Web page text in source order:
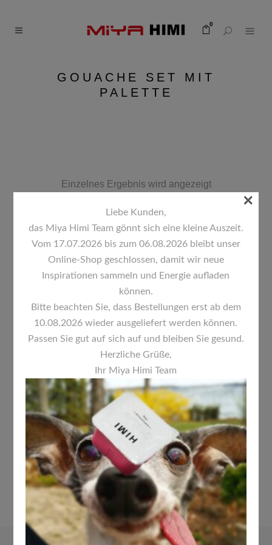
0
GOUACHE SET MIT
PALETTE
Einzelnes Ergebnis wird angezeigt
Standardsortierung
HIMI JELLY CUP GOUACHE 24
FARBEN
24,00€
Liebe Kunden,
das Miya Himi Team gönnt sich eine kleine Auszeit.
Vom 17.07.2026 bis zum 06.08.2026 bleibt unser
Online-Shop geschlossen, damit wir neue
Inspirationen sammeln und Energie aufladen
können.
Bitte beachten Sie, dass Bestellungen erst ab dem
10.08.2026 wieder ausgeliefert werden können.
Passen Sie gut auf sich auf und bleiben Sie gesund.
Herzliche Grüße,
Ihr Miya Himi Team
×